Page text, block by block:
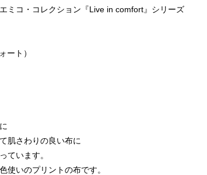
ミコ・コレクション『Live in comfort』シリーズ
ト）
肌さわりの良い布に
ています。
使いのプリントの布です。